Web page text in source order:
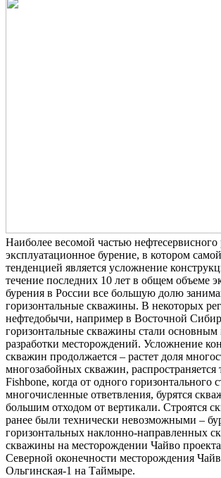
Наиболее весомой частью нефтесервисного
эксплуатационное бурение, в котором
тенденцией является усложнение
течение последних 10 лет в общем объеме
бурения в России все большую долю
горизонтальные скважины. В некоторых
нефтедобычи, например в Восточной
горизонтальные скважины стали основным
разработки месторождений. Усложнение
скважин продолжается – растет доля
многозабойных скважин, распространяется
Fishbone, когда от одного горизонтального
многочисленные ответвления, бурятся
большим отходом от вертикали. Строятся
ранее были технически невозможными –
горизонтальных наклонно-направленных
скважины на месторождении Чайво
Северной оконечности месторождения
Ольгинская-1 на Таймыре.